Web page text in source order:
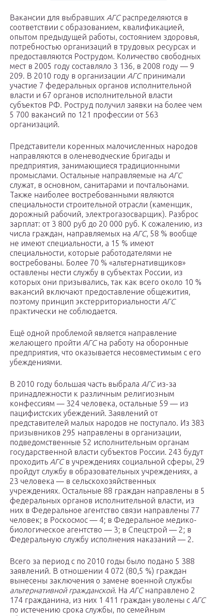
Вакансии для выбравших АГСраспределяются в
соответствии с образованием, квалификацией,
опытом предыдущей работы, состоянием здоровья,
потребностью организаций в трудовых ресурсах и
предоставляются Рострудом. Количество свободных
мест в 2005 году составляло 3 136, в 2008 году — 9
209. В 2010 году в организации АГСпринимали
участие 7 федеральных органов исполнительной
власти и 67 органов исполнительной власти
субъектов РФ. Роструд получил заявки на более чем
5 700 вакансий по 121 профессии от 563
организаций.
Представители коренных малочисленных народов
направляются в оленеводческие бригады и
предприятия, занимающиеся традиционными
промыслами. Остальные направляемые на АГС
служат, в основном, санитарами и почтальонами.
Также наиболее востребованными являются
специальности строительной отрасли (каменщик,
дорожный рабочий, электрогазосварщик). Разброс
зарплат: от 3 800 руб до 20 000 руб. К сожалению, из
числа граждан, направляемых на АГС, 58 % вообще
не имеют специальности, а 15 % имеют
специальности, которые работодателями не
востребованы. Более 70 % «альтернативщиков»
оставлены нести службу в субъектах России, из
которых они призывались, так как всего около 10 %
вакансий включают предоставление общежития,
поэтому принцип экстерриториальности АГС
практически не соблюдается.
Ещё одной проблемой является направление
желающего пройти АГСна работу на оборонные
предприятия, что оказывается несовместимым с его
убеждениями.
В 2010 году большая часть выбрала АГСиз-за
принадлежности к различным религиозным
конфессиям — 324 человека, остальные 59 — из
пацифистских убеждений. Заявлений от
представителей малых народов не поступало. Из 383
призывников 295 направлены в организации,
подведомственные 52 исполнительным органам
государственной власти субъектов России. 243 будут
проходить АГСв учреждениях социальной сферы, 29
пройдут службу в образовательных учреждениях, а
23 человека — в сельскохозяйственных
учреждениях. Остальные 88 граждан направлены в 5
федеральных органов исполнительной власти, из
них в Федеральное агентство связи направлены 77
человек; в Роскосмос — 4; в Федеральное медико-
биологическое агентство — 3; в Спецстрой — 2; в
Федеральную службу исполнения наказаний — 2.
Всего за период с по 2010 годы было подано 5 388
заявлений. В отношении 4 072 (80,5 %) граждан
вынесены заключения о замене военной службы
альтернативной гражданской. На АГСнаправлено 2
174 гражданина, из них 1 411 граждан уволены с АГС
по истечению срока службы, по семейным